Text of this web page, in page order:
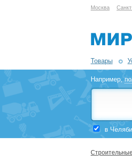
Москва
Товары
Например,
в